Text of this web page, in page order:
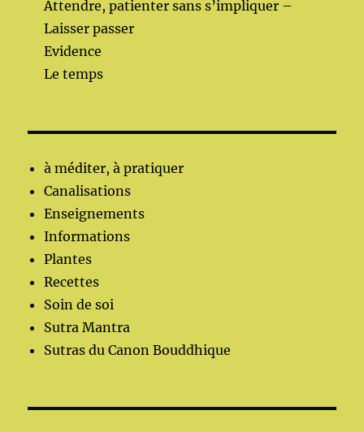
Attendre, patienter sans s’impliquer –
Laisser passer
Evidence
Le temps
à méditer, à pratiquer
Canalisations
Enseignements
Informations
Plantes
Recettes
Soin de soi
Sutra Mantra
Sutras du Canon Bouddhique